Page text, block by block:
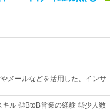
メールなどを活用した、インサ
キル ◎BtoB営業の経験 ◎少人数